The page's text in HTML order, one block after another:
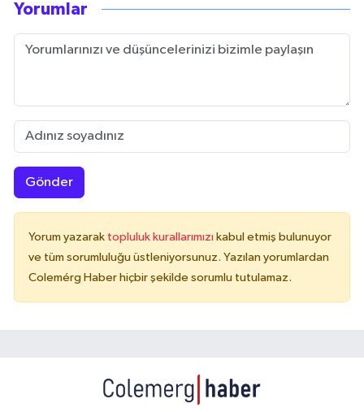
Yorumlar
Gönder
Yorum yazarak topluluk kurallarımızı kabul etmiş bulunuyor
ve tüm sorumluluğu üstleniyorsunuz. Yazılan yorumlardan
Colemérg Haber hiçbir şekilde sorumlu tutulamaz.